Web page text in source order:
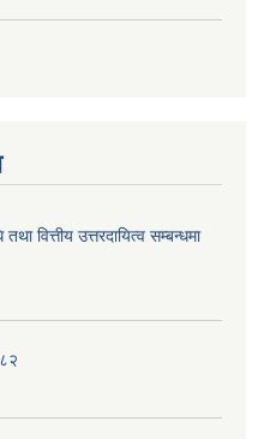
वित्तीय उत्तरदायित्व सम्बन्धमा